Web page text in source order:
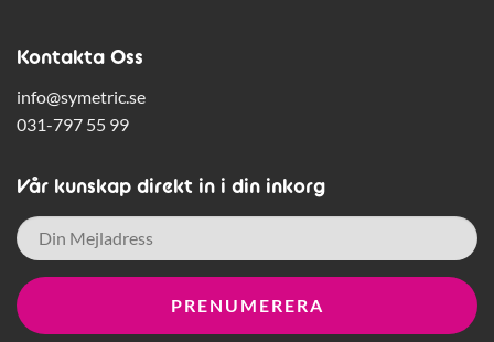
Kontakta Oss
info@symetric.se
031-797 55 99
Vår kunskap direkt in i din inkorg
E-
post *